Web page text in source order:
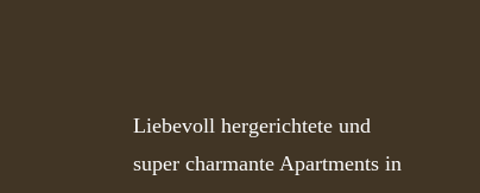
Liebevoll hergerichtete und
super charmante Apartments in